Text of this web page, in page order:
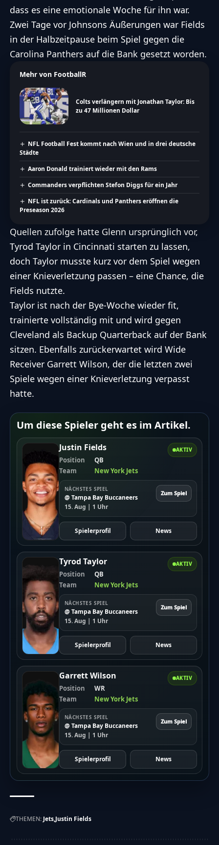
dass es eine emotionale Woche für ihn war.
Zwei Tage vor Johnsons Äußerungen war Fields
in der Halbzeitpause beim Spiel gegen die
Carolina Panthers auf die Bank gesetzt worden.
Mehr von FootballR
Colts verlängern mit Jonathan Taylor: Bis
zu 47 Millionen Dollar
NFL Football Fest kommt nach Wien und in drei deutsche
Städte
Aaron Donald trainiert wieder mit den Rams
Commanders verpflichten Stefon Diggs für ein Jahr
NFL ist zurück: Cardinals und Panthers eröffnen die
Preseason 2026
Quellen zufolge hatte Glenn ursprünglich vor,
Tyrod Taylor in Cincinnati starten zu lassen,
doch Taylor musste kurz vor dem Spiel wegen
einer Knieverletzung passen – eine Chance, die
Fields nutzte.
Taylor ist nach der Bye-Woche wieder fit,
trainierte vollständig mit und wird gegen
Cleveland als Backup Quarterback auf der Bank
sitzen. Ebenfalls zurückerwartet wird Wide
Receiver Garrett Wilson, der die letzten zwei
Spiele wegen einer Knieverletzung verpasst
hatte.
Um diese Spieler geht es im Artikel.
AKTIV
Justin Fields
Position
QB
Team
New York Jets
NÄCHSTES SPIEL
@ Tampa Bay Buccaneers
15. Aug | 1 Uhr
Zum Spiel
Spielerprofil News
AKTIV
Tyrod Taylor
Position
QB
Team
New York Jets
NÄCHSTES SPIEL
@ Tampa Bay Buccaneers
15. Aug | 1 Uhr
Zum Spiel
Spielerprofil News
AKTIV
Garrett Wilson
Position
WR
Team
New York Jets
NÄCHSTES SPIEL
@ Tampa Bay Buccaneers
15. Aug | 1 Uhr
Zum Spiel
Spielerprofil News
THEMEN: Jets Justin Fields